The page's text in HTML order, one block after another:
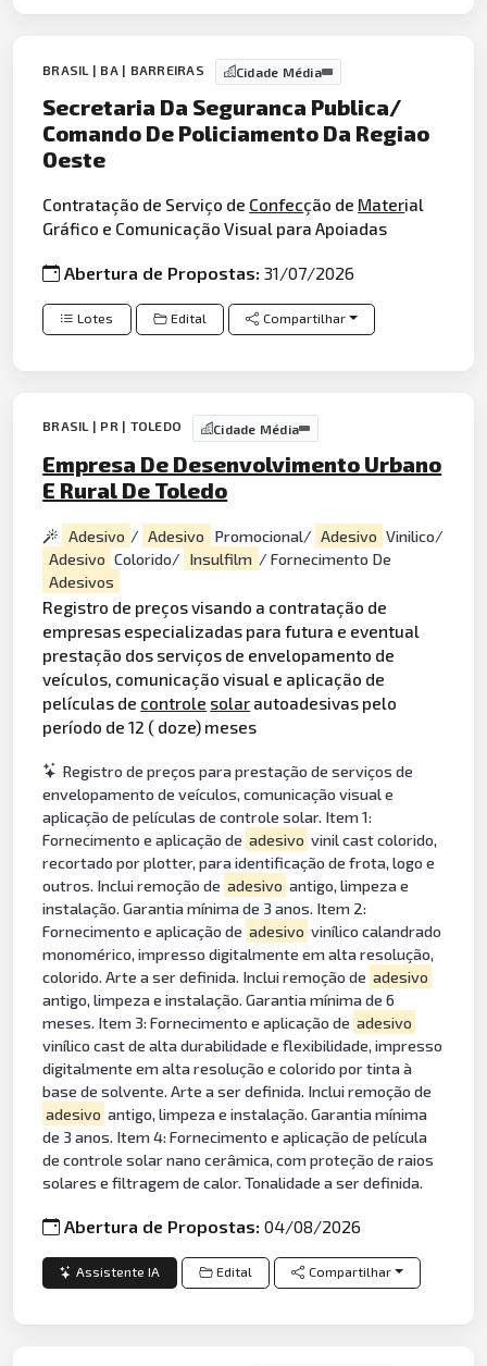
BRASIL | BA | BARREIRAS Cidade Média
Secretaria Da Seguranca Publica/
Comando De Policiamento Da Regiao
Oeste
Contratação de Serviço de Confecção de Material
Gráfico e Comunicação Visual para Apoiadas
Abertura de Propostas:31/07/2026
Lotes Edital Compartilhar
BRASIL | PR | TOLEDO Cidade Média
Empresa De Desenvolvimento Urbano
E Rural De Toledo
Adesivo / Adesivo Promocional/ Adesivo Vinilico/
Adesivo Colorido/ Insulfilm / Fornecimento De
Adesivos
Registro de preços visando a contratação de
empresas especializadas para futura e eventual
prestação dos serviços de envelopamento de
veículos, comunicação visual e aplicação de
películas de controle solar autoadesivas pelo
período de 12 ( doze) meses
Registro de preços para prestação de serviços de
envelopamento de veículos, comunicação visual e
aplicação de películas de controle solar. Item 1:
Fornecimento e aplicação de adesivo vinil cast colorido,
recortado por plotter, para identificação de frota, logo e
outros. Inclui remoção de adesivo antigo, limpeza e
instalação. Garantia mínima de 3 anos. Item 2:
Fornecimento e aplicação de adesivo vinílico calandrado
monomérico, impresso digitalmente em alta resolução,
colorido. Arte a ser definida. Inclui remoção de adesivo
antigo, limpeza e instalação. Garantia mínima de 6
meses. Item 3: Fornecimento e aplicação de adesivo
vinílico cast de alta durabilidade e flexibilidade, impresso
digitalmente em alta resolução e colorido por tinta à
base de solvente. Arte a ser definida. Inclui remoção de
adesivo antigo, limpeza e instalação. Garantia mínima
de 3 anos. Item 4: Fornecimento e aplicação de película
de controle solar nano cerâmica, com proteção de raios
solares e filtragem de calor. Tonalidade a ser definida.
Abertura de Propostas:04/08/2026
Assistente IA Edital Compartilhar